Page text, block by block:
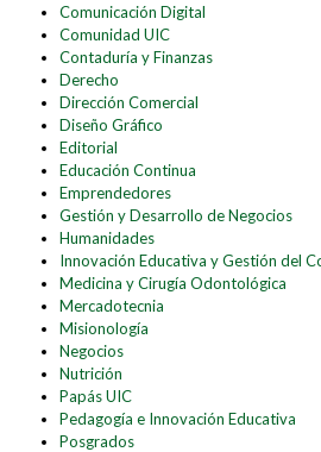
Comunicación Digital
Comunidad UIC
Contaduría y Finanzas
Derecho
Dirección Comercial
Diseño Gráfico
Editorial
Educación Continua
Emprendedores
Gestión y Desarrollo de Negocios
Humanidades
Innovación Educativa y Gestión del
Medicina y Cirugía Odontológica
Mercadotecnia
Misionología
Negocios
Nutrición
Papás UIC
Pedagogía e Innovación Educativa
Posgrados